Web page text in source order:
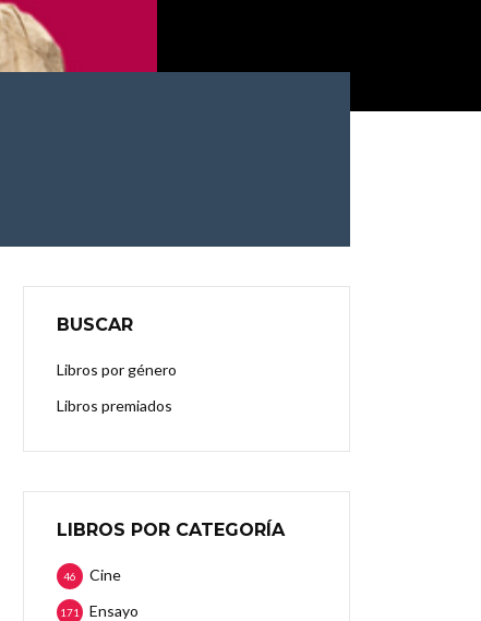
BUSCAR
Libros por género
Libros premiados
LIBROS POR CATEGORÍA
Cine
46
Ensayo
171